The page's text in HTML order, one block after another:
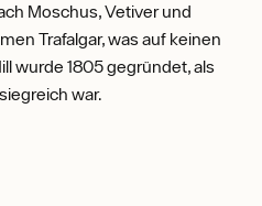
Moschus, Vetiver und
Trafalgar, was auf keinen
wurde 1805 gegründet, als
war.